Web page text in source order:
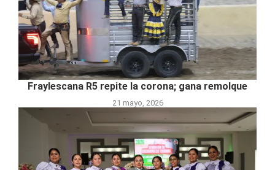
Fraylescana R5 repite la corona; gana remolque
21 mayo, 2026